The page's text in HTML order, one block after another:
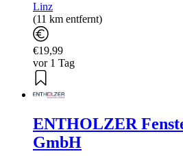
Linz
(11 km entfernt)
€19,99
vor 1 Tag
ENTHOLZER
GmbH